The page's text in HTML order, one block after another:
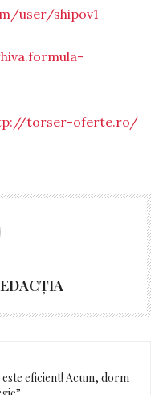
user/shipov1
torser-oferte.ro/
eficient! Acum, dorm